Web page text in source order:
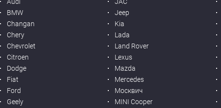
BMW
Changan
Chery
Chevrolet
Citroen
Dodge
Fiat
Ford
Geely
Jeep
Kia
Lada
Land Rover
Lexus
Mazda
Mercedes
Москвич
MINI Cooper